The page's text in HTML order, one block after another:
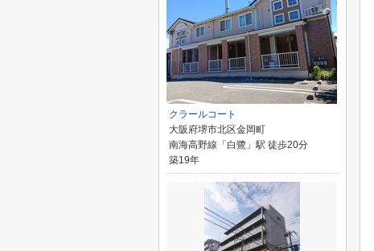
クラールコート
大阪府堺市北区金岡町
南海高野線「白鷺」駅 徒歩20分
築19年